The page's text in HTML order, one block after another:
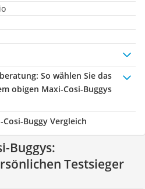
: So wählen Sie das
obigen Maxi-Cosi-Buggys
Buggy Vergleich
Buggys:
Testsieger